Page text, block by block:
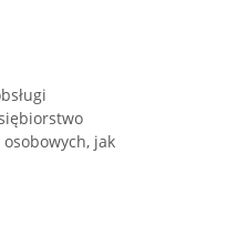
jak